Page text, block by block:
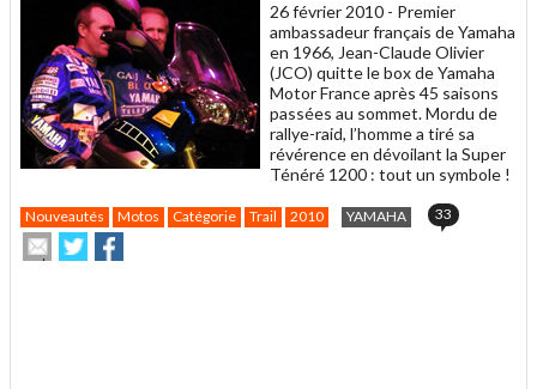
26 février 2010 - Premier
ambassadeur français de Yamaha
en 1966, Jean-Claude Olivier
(JCO) quitte le box de Yamaha
Motor France après 45 saisons
passées au sommet. Mordu de
rallye-raid, l’homme a tiré sa
révérence en dévoilant la Super
Ténéré 1200 : tout un symbole !
Nouveautés Motos Catégorie Trail 2010 YAMAHA 33
Envoyer
cet
Partager
sur
sur